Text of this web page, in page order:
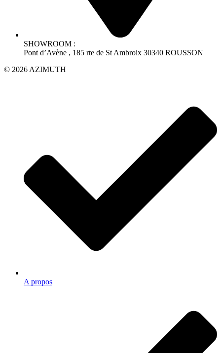
SHOWROOM :
Pont d’Avène , 185 rte de St Ambroix 30340 ROUSSON
© 2026 AZIMUTH
A propos